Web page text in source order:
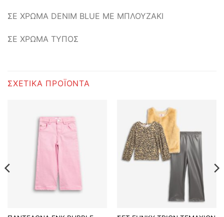
ΣΕ ΧΡΩΜΑ DENIM BLUE ΜΕ ΜΠΛΟΥΖΑΚΙ
ΣΕ ΧΡΩΜΑ ΤΥΠΟΣ
ΣΧΕΤΙΚΆ ΠΡΟΪΌΝΤΑ